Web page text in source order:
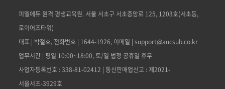
피엘에듀 원격 평생교육원. 서울 서초구 서초중앙로 125, 1203호(서초동,
로이어즈타워)
대표 | 박철호, 전화번호 | 1644-1926, 이메일 | support@aucsub.co.kr
업무시간 | 평일 10:00~18:00, 토/일 법정 공휴일 휴무
사업자등록번호 : 338-81-02412 | 통신판매업신고 : 제2021-
서울서초-3929호